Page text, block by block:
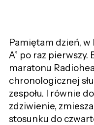
Pamiętam dzień, w
A” po raz pierwszy.
maratonu
chronologicznej
zespołu. I równie
zdziwienie,
stosunku do